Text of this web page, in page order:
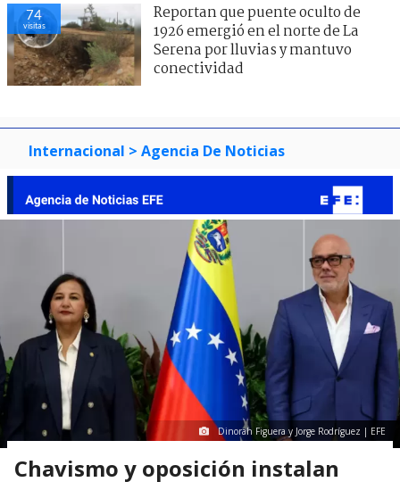
74
visitas
Reportan que puente oculto de
1926 emergió en el norte de La
Serena por lluvias y mantuvo
conectividad
Internacional > Agencia De Noticias
Dinorah Figuera y Jorge Rodríguez | EFE
Chavismo y oposición instalan